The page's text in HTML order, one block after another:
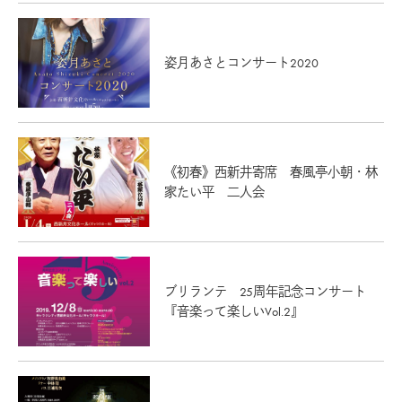
姿月あさとコンサート2020
《初春》西新井寄席 春風亭小朝・林
家たい平 二人会
ブリランテ 25周年記念コンサート
『音楽って楽しいVol.2』